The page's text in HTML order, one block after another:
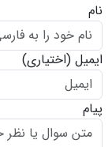
نام
ایمیل (اختیاری)
پیام